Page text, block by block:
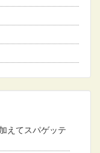
えてスパゲッテ